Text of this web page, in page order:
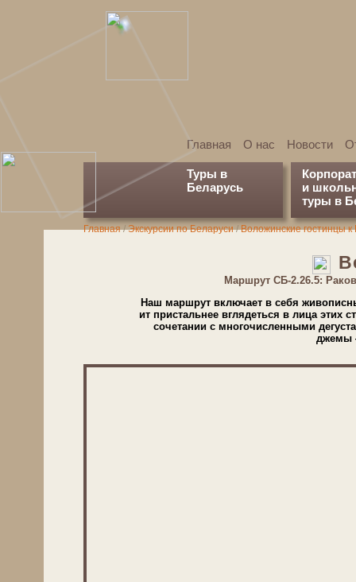
Главная О нас Новости
Туры в
Беларусь
и
туры в
Главная/Экскурсии по Бе­ла­ру­си/Воложинские гостинцы к
Марш­рут СБ-2.26.5:
Наш маршрут вклю­ча­ет в се­бя
ит при­сталь­нее вгля­деть­ся в ли­ца
со­че­та­нии с мно­го­чис­лен­ны­ми
джемы